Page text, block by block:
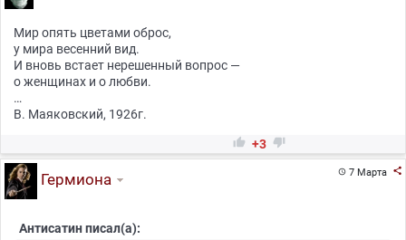
Мир опять цветами оброс,
у мира весенний вид.
И вновь встает нерешенный вопрос —
о женщинах и о любви.
…
В. Маяковский, 1926г.
 +3 
7 Марта 
Гермиона
Антисатин писал(а):